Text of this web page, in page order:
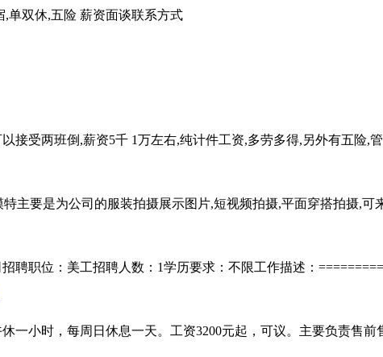
,单双休,五险 薪资面谈联系方式
接受两班倒,薪资5千 1万左右,纯计件工资,多劳多得,另外有五险,
主要是为公司的服装拍摄展示图片,短视频拍摄,平面穿搭拍摄,
聘职位：美工招聘人数：1学历要求：不限工作描述：
一小时，每周日休息一天。工资3200元起，可议。主要负责售